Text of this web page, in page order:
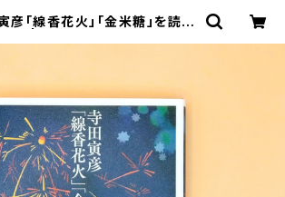
彦「線香花火」「金米糖」を読む